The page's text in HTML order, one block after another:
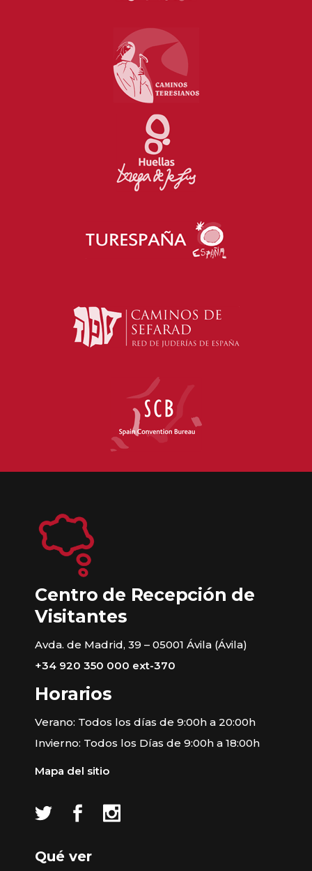
Centro de Recepción de
Visitantes
Avda. de Madrid, 39 – 05001 Ávila (Ávila)
+34 920 350 000 ext-370
Horarios
Verano: Todos los días de 9:00h a 20:00h
Invierno: Todos los Días de 9:00h a 18:00h
Mapa del sitio
Qué ver